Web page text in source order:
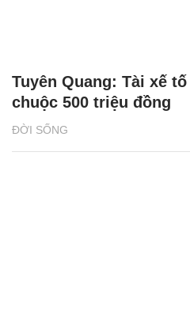
ĐỜI SỐNG
Tuyên Quang: Tài xế
chuộc 500 triệu đồng